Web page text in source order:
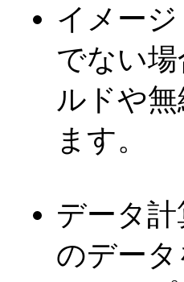
イメー
でない
ルドや
ます。
データ
のデー